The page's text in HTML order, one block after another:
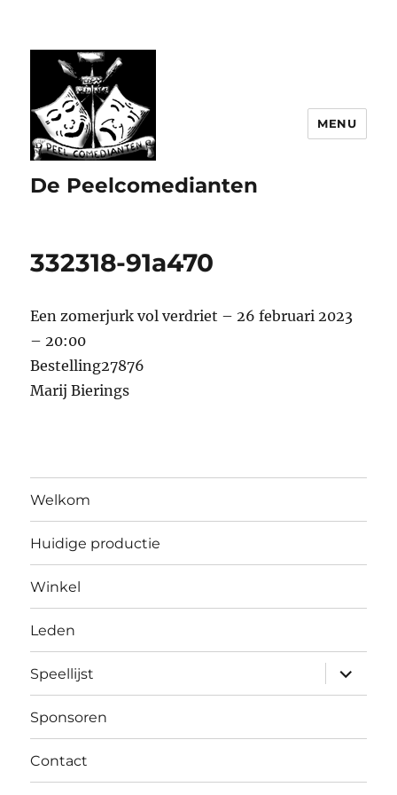
De Peelcomedianten
MENU
332318-91a470
Een zomerjurk vol verdriet – 26 februari 2023
– 20:00
Bestelling27876
Marij Bierings
Welkom
Huidige productie
Winkel
Leden
Speellijst
Sponsoren
Contact